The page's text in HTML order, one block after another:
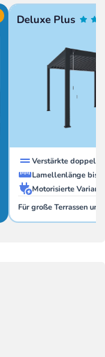
Deluxe Plus
Verstärkte
Lamellenlänge bis
Motorisierte
Für große Terrassen